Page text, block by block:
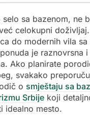
selo sa bazenom, ne
celokupni
do modernih vila sa
je raznovrsna
Ako planirate
svakako
o smještaju sa
Srbije koji
idealno mesto.